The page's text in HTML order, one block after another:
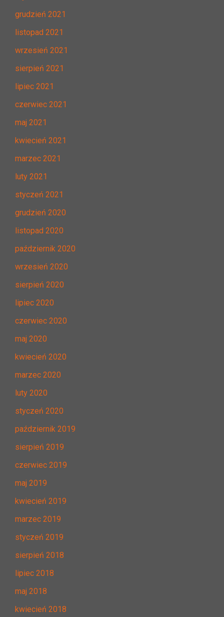
grudzień 2021
listopad 2021
wrzesień 2021
sierpień 2021
lipiec 2021
czerwiec 2021
maj 2021
kwiecień 2021
marzec 2021
luty 2021
styczeń 2021
grudzień 2020
listopad 2020
październik 2020
wrzesień 2020
sierpień 2020
lipiec 2020
czerwiec 2020
maj 2020
kwiecień 2020
marzec 2020
luty 2020
styczeń 2020
październik 2019
sierpień 2019
czerwiec 2019
maj 2019
kwiecień 2019
marzec 2019
styczeń 2019
sierpień 2018
lipiec 2018
maj 2018
kwiecień 2018